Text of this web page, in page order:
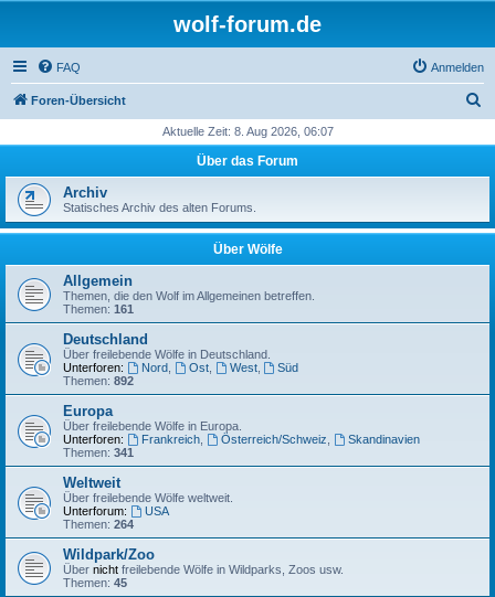
wolf-forum.de
FAQ Anmelden
Foren-Übersicht
h
Aktuelle Zeit: 8. Aug 2026, 06:07
Über das Forum
Archiv
Statisches Archiv des alten Forums.
Über Wölfe
Allgemein
Themen, die den Wolf im Allgemeinen betreffen.
Themen: 161
Deutschland
Über freilebende Wölfe in Deutschland.
Unterforen:
Nord, Ost, West,
Süd
Themen: 892
Europa
Über freilebende Wölfe in Europa.
Unterforen:
Frankreich, Österreich/Schweiz
Skandinavien
Themen: 341
Weltweit
Über freilebende Wölfe weltweit.
Unterforum:
USA
Themen: 264
Wildpark/Zoo
Über nicht freilebende Wölfe in Wildparks, Zoos usw.
Themen: 45